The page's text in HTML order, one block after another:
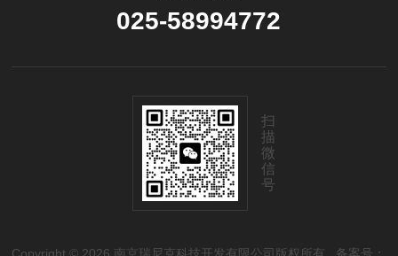
025-58994772
扫
描
微
信
号